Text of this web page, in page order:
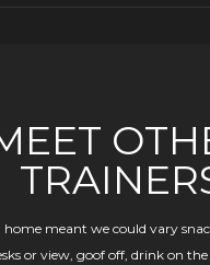
meant we could vary
or view, goof off, drink on